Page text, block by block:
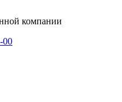
компании
00